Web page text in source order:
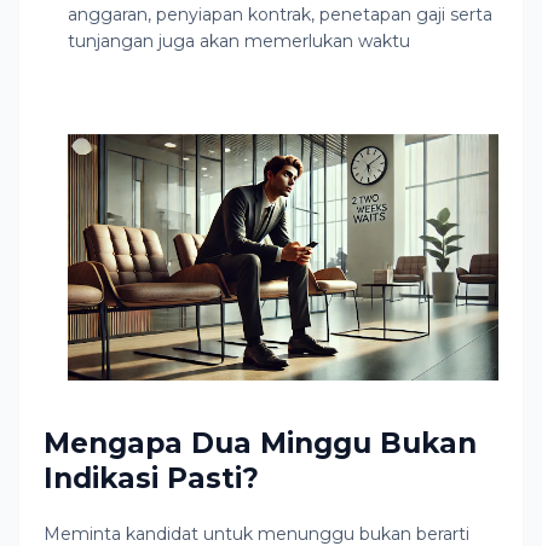
anggaran, penyiapan kontrak, penetapan gaji serta
tunjangan juga akan memerlukan waktu
Mengapa Dua Minggu Bukan
Indikasi Pasti?
Meminta kandidat untuk menunggu bukan berarti